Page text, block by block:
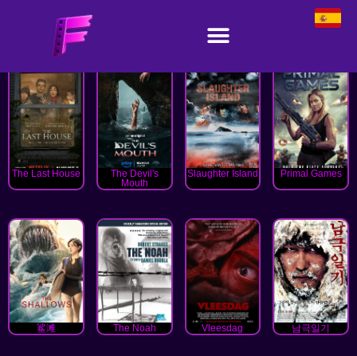
The Last House
The Devil's
Mouth
Slaughter Island Primal Games
鲨滩 The Noah Vleesdag 남극일기